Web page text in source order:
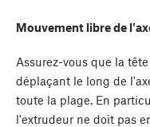
Mouvement libre de
Assurez-vous que la
déplaçant le long de
toute la plage. En
l'extrudeur ne doit pas